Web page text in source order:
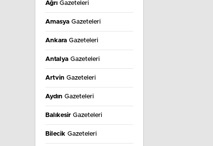
Ağrı Gazeteleri
Amasya Gazeteleri
Ankara Gazeteleri
Antalya Gazeteleri
Artvin Gazeteleri
Aydın Gazeteleri
Balıkesir Gazeteleri
Bilecik Gazeteleri